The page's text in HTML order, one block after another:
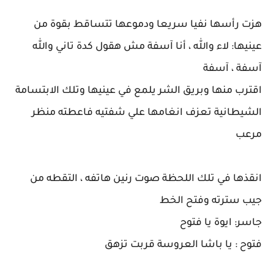
هزت رأسها نفيا سريعا ودموعها تتساقط بقوة من
عينيها: لاء والله ، أنا آسفة مش هقول كدة تاني والله
آسفة ، آسفة
اقترب منها وبريق الشر يلمع في عينيها وتلك الابتسامة
الشيطانية تعزف انغامها علي شفتيه فاعطته منظر
مرعب
انقذها في تلك اللحظة صوت رنين هاتفه ، التقطه من
جيب سترته وفتح الخط
جاسر: ايوة يا فتوح
فتوح : يا باشا العروسة قربت تزهق